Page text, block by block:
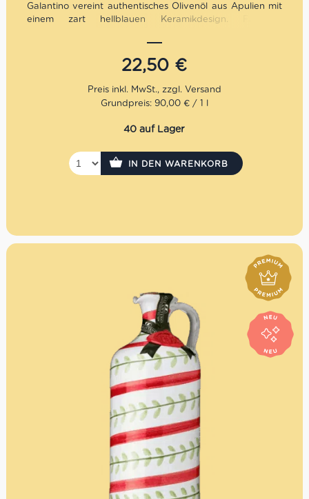
Galantino vereint authentisches Olivenöl aus Apulien mit
einem zart hellblauen Keramikdesign. Fruchtig,
Licht geschützt und stilvoll präsentiert. Ideal für die
mediterrane Küche, den täglichen Genuss oder als
elegante Geschenkidee mit italienischem Flair.
Mengenrabatt: erhalte beim Kauf von 3 nativen
Olivenölen Extra 12% Rabatt pro Artikel
22,50 €
Grundpreis: 90,00 € / 1 l
40 auf Lager
IN DEN WARENKORB